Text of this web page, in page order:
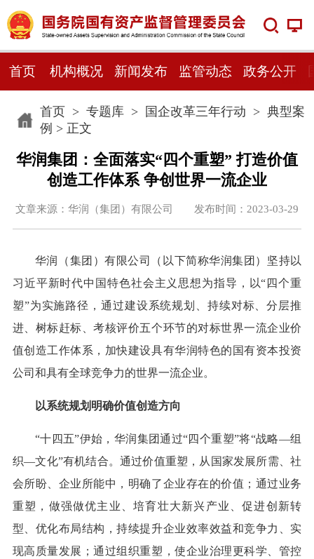
首页 机构概况 新闻发布 监管动态 政务公开
首页> 专题库> 国企改革三年行动 > 典型案
例 > 正文
华润集团：全面落实“四个重塑” 打造价值
创造工作体系 争创世界一流企业
文章来源：华润（集团）有限公司 发布时间：2023-03-29
华润（集团）有限公司（以下简称华润集团）坚持以
习近平新时代中国特色社会主义思想为指导，以“四个重
塑”为实施路径，通过建设系统规划、持续对标、分层推
进、树标赶标、考核评价五个环节的对标世界一流企业价
值创造工作体系，加快建设具有华润特色的国有资本投资
公司和具有全球竞争力的世界一流企业。
以系统规划明确价值创造方向
“十四五”伊始，华润集团通过“四个重塑”将“战略—组
织—文化”有机结合。通过价值重塑，从国家发展所需、社
会所盼、企业所能中，明确了企业存在的价值；通过业务
重塑，做强做优主业、培育壮大新兴产业、促进创新转
型、优化布局结构，持续提升企业效率效益和竞争力、实
现高质量发展；通过组织重塑，使企业治理更科学、管控